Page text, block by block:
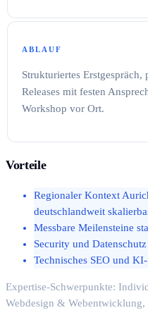
ABLAUF
Strukturiertes
Releases mit festen
Workshop vor Ort.
Vorteile
Regionaler Kontext
deutschlandweit
Messbare Meilensteine
Security und
Technisches SEO und
Expertise-Schwerpunkte:
Webdesign & Webentwicklung,